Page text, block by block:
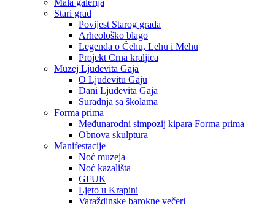
Mala galerija
Stari grad
Povijest Starog grada
Arheološko blago
Legenda o Čehu, Lehu i Mehu
Projekt Crna kraljica
Muzej Ljudevita Gaja
O Ljudevitu Gaju
Dani Ljudevita Gaja
Suradnja sa školama
Forma prima
Međunarodni simpozij kipara Forma prima
Obnova skulptura
Manifestacije
Noć muzeja
Noć kazališta
GFUK
Ljeto u Krapini
Varaždinske barokne večeri